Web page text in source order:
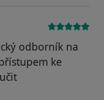
odborník na
ke